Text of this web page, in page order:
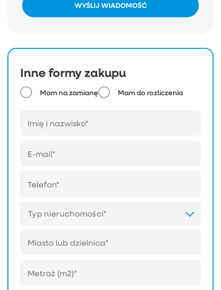
WYŚLIJ WIADOMOŚĆ
Inne formy zakupu
Mam na zamianę Mam do rozliczenia
Typ nieruchomości*